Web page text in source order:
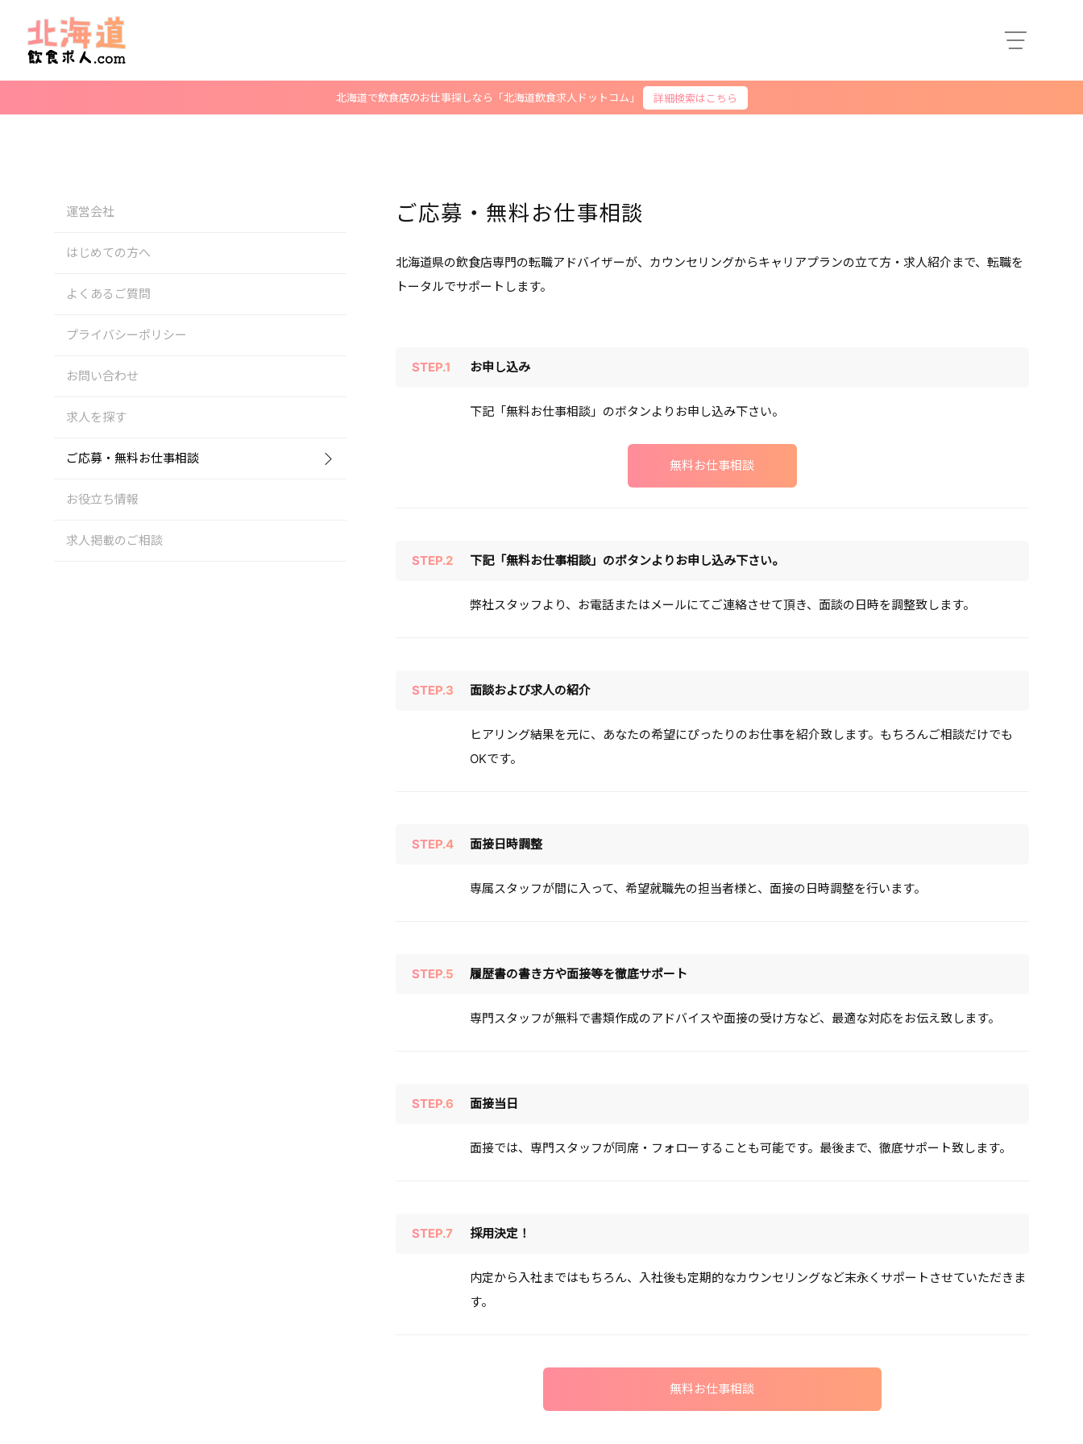
北海道で飲食店のお仕事探しなら「北海道飲食求人ドットコム」 詳細検索はこちら
運営会社
はじめての方へ
よくあるご質問
プライバシーポリシー
お問い合わせ
求人を探す
ご応募・無料お仕事相談
お役立ち情報
求人掲載のご相談
ご応募・無料お仕事相談
北海道県の飲食店専門の転職アドバイザーが、カウンセリングからキャリアプランの立て方・求人紹介まで、転職を
トータルでサポートします。
STEP.1 お申し込み
下記「無料お仕事相談」のボタンよりお申し込み下さい。
無料お仕事相談
STEP.2 下記「無料お仕事相談」のボタンよりお申し込み下さい。
弊社スタッフより、お電話またはメールにてご連絡させて頂き、面談の日時を調整致します。
STEP.3 面談および求人の紹介
ヒアリング結果を元に、あなたの希望にぴったりのお仕事を紹介致します。もちろんご相談だけでも
OKです。
STEP.4 面接日時調整
専属スタッフが間に入って、希望就職先の担当者様と、面接の日時調整を行います。
STEP.5 履歴書の書き方や面接等を徹底サポート
専門スタッフが無料で書類作成のアドバイスや面接の受け方など、最適な対応をお伝え致します。
STEP.6 面接当日
面接では、専門スタッフが同席・フォローすることも可能です。最後まで、徹底サポート致します。
STEP.7 採用決定！
内定から入社まではもちろん、入社後も定期的なカウンセリングなど末永くサポートさせていただきま
す。
無料お仕事相談